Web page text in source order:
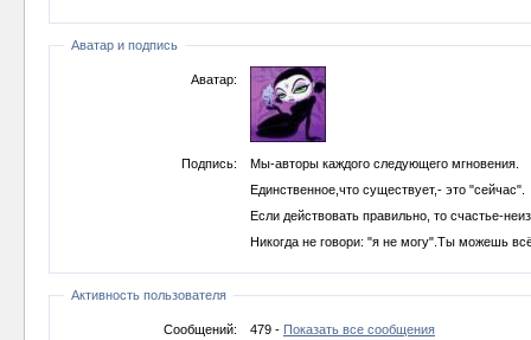
Аватар и подпись
Аватар:
Подпись:
Мы-авторы каждого следующего мгновения.
Единственное,что существует,- это "сейчас".
Если действовать правильно, то счастье-
Никогда не говори: "я не могу".Ты можешь
Активность пользователя
Сообщений: 479 - Показать все сообщения